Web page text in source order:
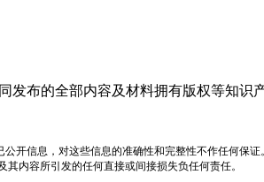
发布的全部内容及材料拥有版权等知
开信息，对这些信息的准确性和完整性不作任何保
其内容所引发的任何直接或间接损失负任何责任。